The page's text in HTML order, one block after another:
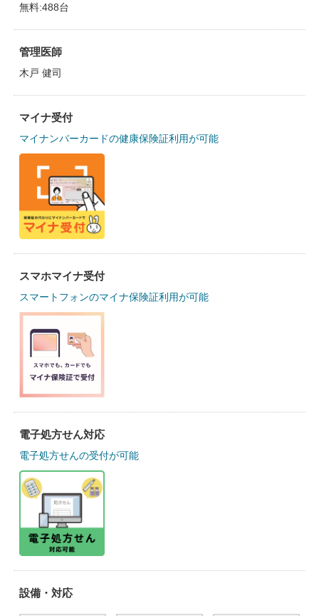
無料:488台
管理医師
木戸 健司
マイナ受付
マイナンバーカードの健康保険証利用が可能
スマホマイナ受付
スマートフォンのマイナ保険証利用が可能
電子処方せん対応
電子処方せんの受付が可能
設備・対応